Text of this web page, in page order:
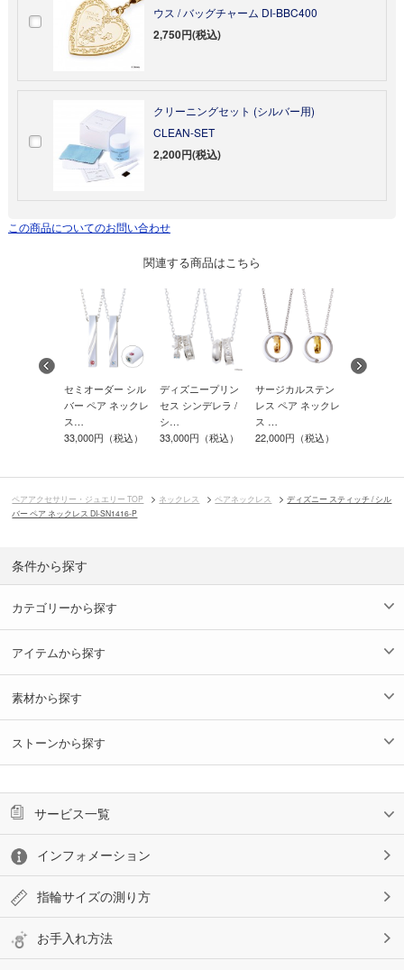
ウス / バッグチャーム DI-BBC400
2,750円(税込)
クリーニングセット (シルバー用)
CLEAN-SET
2,200円(税込)
この商品についてのお問い合わせ
関連する商品はこちら
セミオーダー シル
バー ペア ネックレ
ス…
33,000円（税込）
ディズニープリン
セス シンデレラ /
シ…
33,000円（税込）
サージカルステン
レス ペア ネックレ
ス …
22,000円（税込）
ペアアクセサリー・ジュエリー TOP ネックレス ペアネックレス
ディズニー スティッチ / シル
バー ペア ネックレス DI-SN1416-P
条件から探す
カテゴリーから探す
アイテムから探す
素材から探す
ストーンから探す
サービス一覧
インフォメーション
指輪サイズの測り方
お手入れ方法